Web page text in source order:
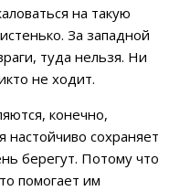
на такую
За западной
туда нельзя. Ни
не ходит.
конечно,
сохраняет
берегут. Потому что
помогает им